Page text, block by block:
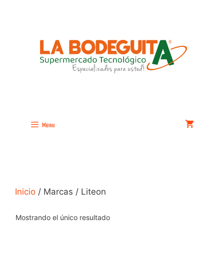
Menu
Inicio / Marcas / Liteon
Mostrando el único resultado